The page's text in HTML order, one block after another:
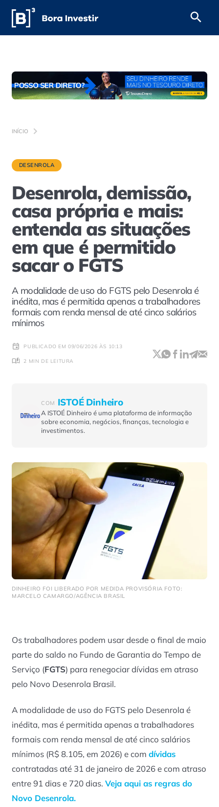
INÍCIO
DESENROLA
Desenrola, demissão,
casa própria e mais:
entenda as situações
em que é permitido
sacar o FGTS
A modalidade de uso do FGTS pelo Desenrola é
inédita, mas é permitida apenas a trabalhadores
formais com renda mensal de até cinco salários
mínimos
PUBLICADO EM 09/06/2026 ÀS 10:13
2 MIN DE LEITURA
COM ISTOÉ Dinheiro
A ISTOÉ Dinheiro é uma plataforma de informação
sobre economia, negócios, finanças, tecnologia e
investimentos.
DINHEIRO FOI LIBERADO POR MEDIDA PROVISÓRIA FOTO:
MARCELO CAMARGO/AGÊNCIA BRASIL
Os trabalhadores podem usar desde o final de maio
parte do saldo no Fundo de Garantia do Tempo de
Serviço (FGTS) para renegociar dívidas em atraso
pelo Novo Desenrola Brasil.
A modalidade de uso do FGTS pelo Desenrola é
inédita, mas é permitida apenas a trabalhadores
formais com renda mensal de até cinco salários
mínimos (R$ 8.105, em 2026) e com dívidas
contratadas até 31 de janeiro de 2026 e com atraso
entre 91 dias e 720 dias. Veja aqui as regras do
Novo Desenrola.